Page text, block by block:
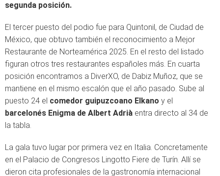
segunda posición.
El tercer puesto del podio fue para Quintonil, de Ciudad de
México, que obtuvo también el reconocimiento a Mejor
Restaurante de Norteamérica 2025. En el resto del listado
figuran otros tres restaurantes españoles más. En cuarta
posición encontramos a DiverXO, de Dabiz Muñoz, que se
mantiene en el mismo escalón que el año pasado. Sube al
puesto 24 el comedor guipuzcoano Elkano y el
barcelonés Enigma de Albert Adrià entra directo al 34 de
la tabla.
La gala tuvo lugar por primera vez en Italia. Concretamente
en el Palacio de Congresos Lingotto Fiere de Turín. Allí se
dieron cita profesionales de la gastronomía internacional